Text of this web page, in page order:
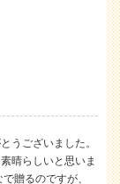
うございました。
晴らしいと思いま
贈るのですが、